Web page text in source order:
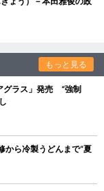
もっと見る
グラス」発売 “強制
ら冷製うどんまで“夏